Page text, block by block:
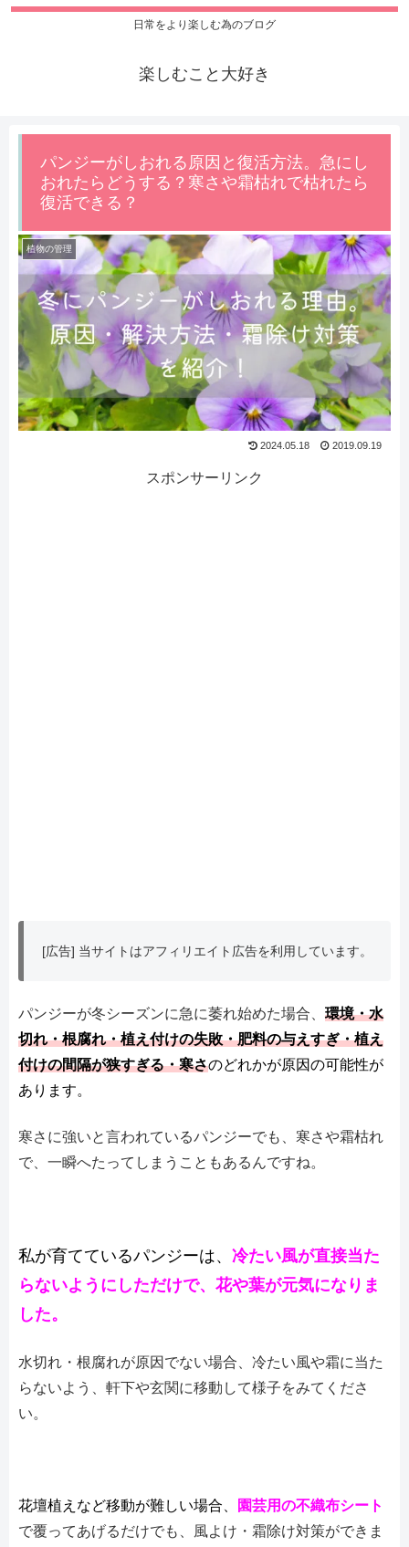
日常をより楽しむ為のブログ
楽しむこと大好き
パンジーがしおれる原因と復活方法。急にし
おれたらどうする？寒さや霜枯れで枯れたら
復活できる？
植物の管理
2024.05.18 2019.09.19
スポンサーリンク
[広告] 当サイトはアフィリエイト広告を利用しています。
パンジーが冬シーズンに急に萎れ始めた場合、 環境・水
切れ・根腐れ・植え付けの失敗・肥料の与えすぎ・植え
付けの間隔が狭すぎる・寒さのどれかが原因の可能性が
あります。
寒さに強いと言われているパンジーでも、寒さや霜枯れ
で、一瞬へたってしまうこともあるんですね。
私が育てているパンジーは、 冷たい風が直接当た
らないようにしただけで、花や葉が元気になりま
した。
水切れ・根腐れが原因でない場合、冷たい風や霜に当た
らないよう、軒下や玄関に移動して様子をみてくださ
い。
花壇植えなど移動が難しい場合、
園芸用の不織布シート
で覆ってあげるだけでも、風よけ・霜除け対策ができま